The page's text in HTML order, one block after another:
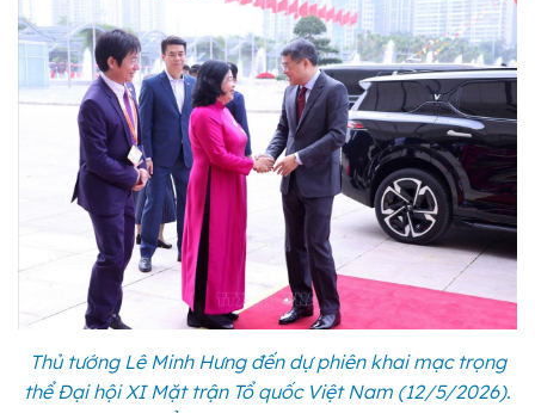
Thủ tướng Lê Minh Hưng đến dự phiên khai mạc trọng
thể Đại hội XI Mặt trận Tổ quốc Việt Nam (12/5/2026).